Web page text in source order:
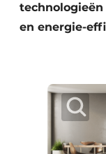
en energie-